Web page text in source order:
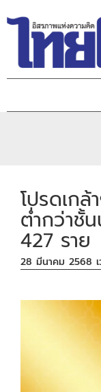
โปรดเกล้
ต่ำกว่าชั้
427 ราย
28 มีนาคม 2568 เ